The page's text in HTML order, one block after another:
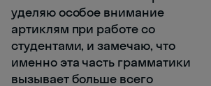
уделяю особое внимание
артиклям при работе со
студентами, и замечаю, что
именно эта часть грамматики
вызывает больше всего